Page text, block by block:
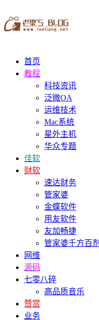
首页
教程
科技资讯
泛微OA
运维技术
Mac系统
星外主机
华众专题
佳软
财软
速达财务
管家婆
金蝶软件
用友软件
友加畅捷
管家婆千方百剂
网维
源码
七零八碎
高品质音乐
赞赏
业务